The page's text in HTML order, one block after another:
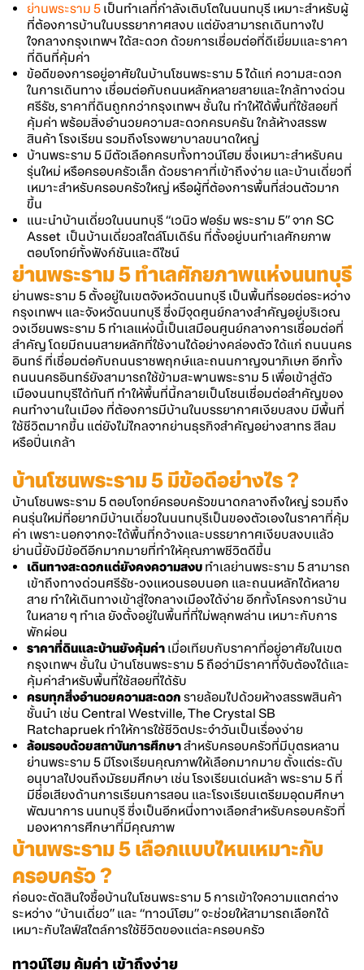
ย่านพระราม 5 เป็นทำเลที่กำลังเติบโตในนนทบุรี เหมาะสำหรับผู้
ที่ต้องการบ้านในบรรยากาศสงบ แต่ยังสามารถเดินทางไป
ใจกลางกรุงเทพฯ ได้สะดวก ด้วยการเชื่อมต่อที่ดีเยี่ยมและราคา
ที่ดินที่คุ้มค่า
ข้อดีของการอยู่อาศัยในบ้านโซนพระราม 5ได้แก่ ความสะดวก
ในการเดินทาง เชื่อมต่อกับถนนหลักหลายสายและใกล้ทางด่วน
ศรีรัช, ราคาที่ดินถูกกว่ากรุงเทพฯ ชั้นใน ทำให้ได้พื้นที่ใช้สอยที่
คุ้มค่า พร้อมสิ่งอำนวยความสะดวกครบครัน ใกล้ห้างสรรพ
สินค้า โรงเรียน รวมถึงโรงพยาบาลขนาดใหญ่
บ้านพระราม 5 มีตัวเลือกครบทั้งทาวน์โฮม ซึ่งเหมาะสำหรับคน
รุ่นใหม่ หรือครอบครัวเล็ก ด้วยราคาที่เข้าถึงง่าย และบ้านเดี่ยวที่
เหมาะสำหรับครอบครัวใหญ่ หรือผู้ที่ต้องการพื้นที่ส่วนตัวมาก
ขึ้น
แนะนำบ้านเดี่ยวในนนทบุรี“เวนิว ฟอร์ม พระราม 5” จาก SC
Asset เป็นบ้านเดี่ยวสไตล์โมเดิร์น ที่ตั้งอยู่บนทำเลศักยภาพ
ตอบโจทย์ทั้งฟังก์ชันและดีไซน์
ย่านพระราม 5ทำเลศักยภาพแห่งนนทบุรี
ย่านพระราม 5 ตั้งอยู่ในเขตจังหวัดนนทบุรี เป็นพื้นที่รอยต่อระหว่าง
กรุงเทพฯ และจังหวัดนนทบุรี ซึ่งมีจุดศูนย์กลางสำคัญอยู่บริเวณ
วงเวียนพระราม 5 ทำเลแห่งนี้เป็นเสมือนศูนย์กลางการเชื่อมต่อที่
สำคัญ โดยมีถนนสายหลักที่ใช้งานได้อย่างคล่องตัว ได้แก่ ถนนนคร
อินทร์ ที่เชื่อมต่อกับถนนราชพฤกษ์และถนนกาญจนาภิเษก อีกทั้ง
ถนนนครอินทร์ยังสามารถใช้ข้ามสะพานพระราม 5 เพื่อเข้าสู่ตัว
เมืองนนทบุรีได้ทันที ทำให้พื้นที่นี้กลายเป็นโซนเชื่อมต่อสำคัญของ
คนทำงานในเมือง ที่ต้องการมีบ้านในบรรยากาศเงียบสงบ มีพื้นที่
ใช้ชีวิตมากขึ้น แต่ยังไม่ไกลจากย่านธุรกิจสำคัญอย่างสาทร สีลม
หรือปิ่นเกล้า
บ้านโซนพระราม 5มีข้อดีอย่างไร ?
บ้านโซนพระราม 5 ตอบโจทย์ครอบครัวขนาดกลางถึงใหญ่ รวมถึง
คนรุ่นใหม่ที่อยากมีบ้านเดี่ยวในนนทบุรีเป็นของตัวเองในราคาที่คุ้ม
ค่า เพราะนอกจากจะได้พื้นที่กว้างและบรรยากาศเงียบสงบแล้ว
ย่านนี้ยังมีข้อดีอีกมากมายที่ทำให้คุณภาพชีวิตดีขึ้น
เดินทางสะดวกแต่ยังคงความสงบ ทำเลย่านพระราม 5 สามารถ
เข้าถึงทางด่วนศรีรัช-วงแหวนรอบนอก และถนนหลักได้หลาย
สาย ทำให้เดินทางเข้าสู่ใจกลางเมืองได้ง่าย อีกทั้งโครงการบ้าน
ในหลาย ๆ ทำเล ยังตั้งอยู่ในพื้นที่ที่ไม่พลุกพล่าน เหมาะกับการ
พักผ่อน
ราคาที่ดินและบ้านยังคุ้มค่า เมื่อเทียบกับราคาที่อยู่อาศัยในเขต
กรุงเทพฯ ชั้นใน บ้านโซนพระราม 5ถือว่ามีราคาที่จับต้องได้และ
คุ้มค่าสำหรับพื้นที่ใช้สอยที่ได้รับ
ครบทุกสิ่งอำนวยความสะดวก รายล้อมไปด้วยห้างสรรพสินค้า
ชั้นนำ เช่น Central Westville, The Crystal SB
Ratchapruek ทำให้การใช้ชีวิตประจำวันเป็นเรื่องง่าย
ล้อมรอบด้วยสถาบันการศึกษาสำหรับครอบครัวที่มีบุตรหลาน
ย่านพระราม 5 มีโรงเรียนคุณภาพให้เลือกมากมาย ตั้งแต่ระดับ
อนุบาลไปจนถึงมัธยมศึกษา เช่น โรงเรียนเด่นหล้า พระราม 5 ที่
มีชื่อเสียงด้านการเรียนการสอน และโรงเรียนเตรียมอุดมศึกษา
พัฒนาการ นนทบุรี ซึ่งเป็นอีกหนึ่งทางเลือกสำหรับครอบครัวที่
มองหาการศึกษาที่มีคุณภาพ
บ้านพระราม 5เลือกแบบไหนเหมาะกับ
ครอบครัว ?
ก่อนจะตัดสินใจซื้อบ้านในโซนพระราม 5การเข้าใจความแตกต่าง
ระหว่าง “บ้านเดี่ยว” และ “ทาวน์โฮม” จะช่วยให้สามารถเลือกได้
เหมาะกับไลฟ์สไตล์การใช้ชีวิตของแต่ละครอบครัว
ทาวน์โฮม คุ้มค่า เข้าถึงง่าย